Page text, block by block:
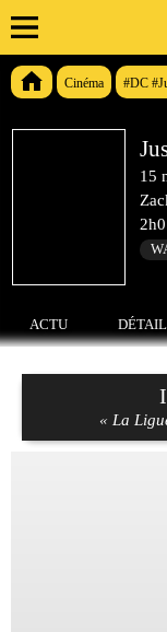
Cinéma #DC
15
ACTU
« La